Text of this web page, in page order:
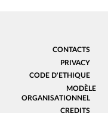
CONTACTS
PRIVACY
CODE D'ETHIQUE
MODÈLE
ORGANISATIONNEL
CREDITS